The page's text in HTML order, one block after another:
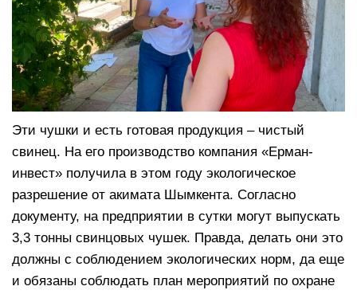
Эти чушки и есть готовая продукция – чистый
свинец. На его производство компания «Ерман-
инвест» получила в этом году экологическое
разрешение от акимата Шымкента. Согласно
документу, на предприятии в сутки могут выпускать
3,3 тонны свинцовых чушек. Правда, делать они это
должны с соблюдением экологических норм, да еще
и обязаны соблюдать план мероприятий по охране